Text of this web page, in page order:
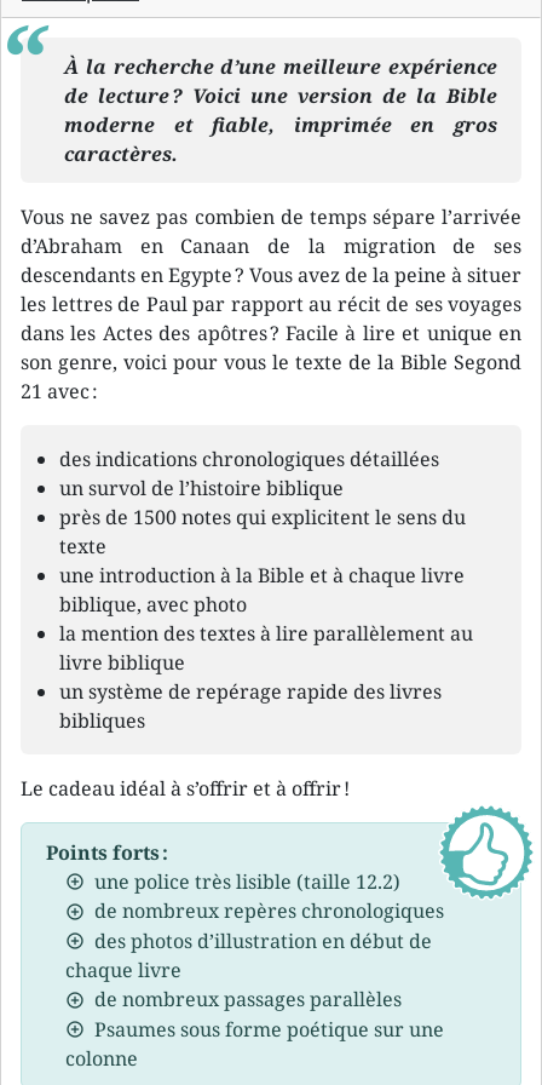
À la recherche d’une meilleure expérience
de lecture ? Voici une version de la Bible
moderne et fiable, imprimée en gros
caractères.
Vous ne savez pas combien de temps sépare l’arrivée
d’Abraham en Canaan de la migration de ses
descendants en Egypte ? Vous avez de la peine à situer
les lettres de Paul par rapport au récit de ses voyages
dans les Actes des apôtres ? Facile à lire et unique en
son genre, voici pour vous le texte de la Bible Segond
21 avec :
des indications chronologiques détaillées
un survol de l’histoire biblique
près de 1500 notes qui explicitent le sens du
texte
une introduction à la Bible et à chaque livre
biblique, avec photo
la mention des textes à lire parallèlement au
livre biblique
un système de repérage rapide des livres
bibliques
Le cadeau idéal à s’offrir et à offrir !
Points forts :
une police très lisible (taille 12.2)
de nombreux repères chronologiques
des photos d’illustration en début de
chaque livre
de nombreux passages parallèles
Psaumes sous forme poétique sur une
colonne